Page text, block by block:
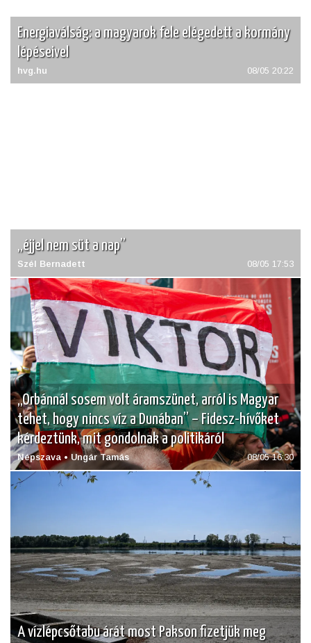
Energiaválság: a magyarok fele elégedett a kormány
lépéseivel
hvg.hu 08/05 20:22
„éjjel nem süt a nap”
Szél Bernadett 08/05 17:53
„Orbánnál sosem volt áramszünet, arról is Magyar
tehet, hogy nincs víz a Dunában” – Fidesz-hívőket
kérdeztünk, mit gondolnak a politikáról
Népszava • Ungár Tamás 08/05 16:30
A vízlépcsőtabu árát most Pakson fizetjük meg